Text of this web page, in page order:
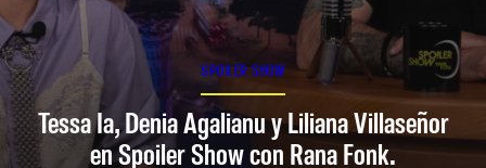
SPOILER SHOW
Tessa Ia, Denia Agalianu y Liliana Villaseñor
en Spoiler Show con Rana Fonk.